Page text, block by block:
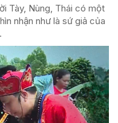
Tày, Nùng, Thái có một
nhận như là sứ giả của